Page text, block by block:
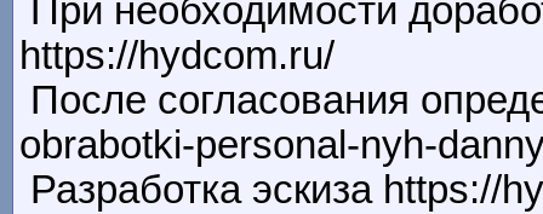
При необходимости
https://hydcom.ru/
После согласования
obrabotki-personal-nyh-
Разработка эскиза https://